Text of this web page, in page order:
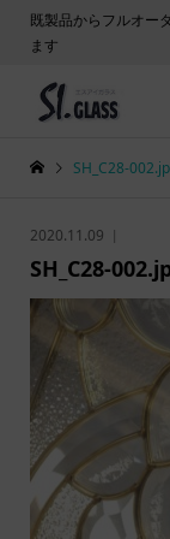
既製品からフルオー
ます
SH_C28-
2020.11.09
SH_C28-